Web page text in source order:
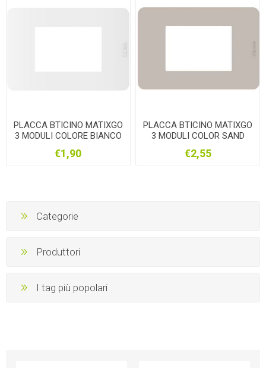
PLACCA BTICINO MATIXGO
3 MODULI COLORE BIANCO
€1,90
PLACCA BTICINO MATIXGO
3 MODULI COLOR SAND
€2,55
Categorie
Produttori
I tag più popolari